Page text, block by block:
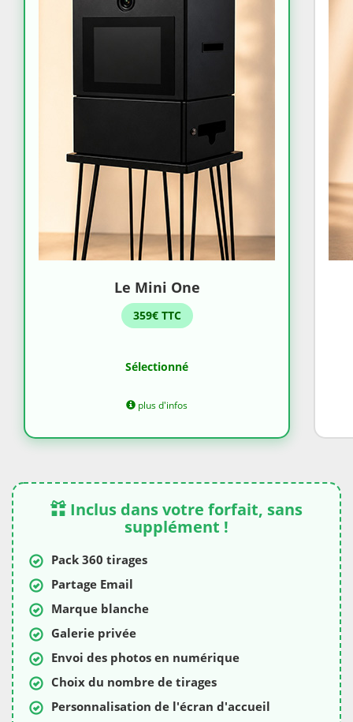
Le Mini One
359€ TTC
Sélectionné
plus d'infos
Inclus dans votre forfait, sans
supplément !
Pack 360 tirages
Partage Email
Marque blanche
Galerie privée
Envoi des photos en numérique
Choix du nombre de tirages
Personnalisation de l'écran d'accueil